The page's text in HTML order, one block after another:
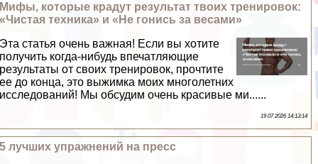
Мифы, которые крадут результат твоих тренировок:
«Чистая техника» и «Не гонись за весами»
Эта статья очень важная! Если вы хотите
получить когда-нибудь впечатляющие
результаты от своих тренировок, прочтите
ее до конца, это выжимка моих многолетних
исследований! Мы обсудим очень красивые ми......
19 07 2026 14:13:14
5 лучших упражнений на пресс